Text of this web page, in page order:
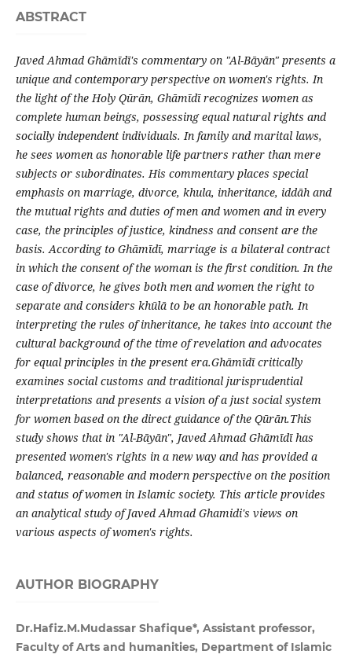
ABSTRACT
Javed Ahmad Ghāmīdī's commentary on "Al-Bāyān" presents a
unique and contemporary perspective on women's rights. In
the light of the Holy Qūrān, Ghāmīdī recognizes women as
complete human beings, possessing equal natural rights and
socially independent individuals. In family and marital laws,
he sees women as honorable life partners rather than mere
subjects or subordinates. His commentary places special
emphasis on marriage, divorce, khula, inheritance, iddāh and
the mutual rights and duties of men and women and in every
case, the principles of justice, kindness and consent are the
basis. According to Ghāmīdī, marriage is a bilateral contract
in which the consent of the woman is the first condition. In the
case of divorce, he gives both men and women the right to
separate and considers khūlā to be an honorable path. In
interpreting the rules of inheritance, he takes into account the
cultural background of the time of revelation and advocates
for equal principles in the present era.Ghāmīdī critically
examines social customs and traditional jurisprudential
interpretations and presents a vision of a just social system
for women based on the direct guidance of the Qūrān.This
study shows that in "Al-Bāyān", Javed Ahmad Ghāmīdī has
presented women's rights in a new way and has provided a
balanced, reasonable and modern perspective on the position
and status of women in Islamic society. This article provides
an analytical study of Javed Ahmad Ghamidi's views on
various aspects of women's rights.
AUTHOR BIOGRAPHY
Dr.Hafiz.M.Mudassar Shafique*, Assistant professor,
Faculty of Arts and humanities, Department of Islamic